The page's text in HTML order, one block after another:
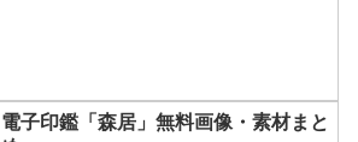
電子印鑑「森居」無料画像・素材まと